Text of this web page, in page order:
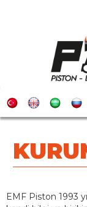
EMF Piston 1993